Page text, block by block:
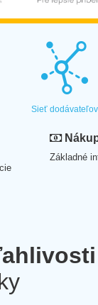
Sieť dodávateľov
Základné